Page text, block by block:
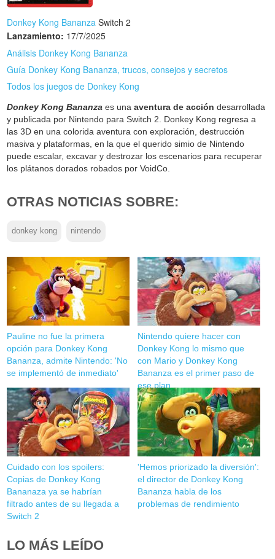
Donkey Kong Bananza Switch 2
Lanzamiento: 17/7/2025
Análisis Donkey Kong Bananza
Guía Donkey Kong Bananza, trucos, consejos y secretos
Todos los juegos de Donkey Kong
Donkey Kong Bananza es unaaventura de acción desarrollada
y publicada por Nintendo para Switch 2. Donkey Kong regresa a
las 3D en una colorida aventura con exploración, destrucción
masiva y plataformas, en la que el querido simio de Nintendo
puede escalar, excavar y destrozar los escenarios para recuperar
los plátanos dorados robados por VoidCo.
OTRAS NOTICIAS SOBRE:
donkey kong nintendo
Pauline no fue la primera
opción para Donkey Kong
Bananza, admite Nintendo: 'No
se implementó de inmediato'
Nintendo quiere hacer con
Donkey Kong lo mismo que
con Mario y Donkey Kong
Bananza es el primer paso de
ese plan
Cuidado con los spoilers:
Copias de Donkey Kong
Bananaza ya se habrían
filtrado antes de su llegada a
Switch 2
'Hemos priorizado la diversión':
el director de Donkey Kong
Bananza habla de los
problemas de rendimiento
LO MÁS LEÍDO